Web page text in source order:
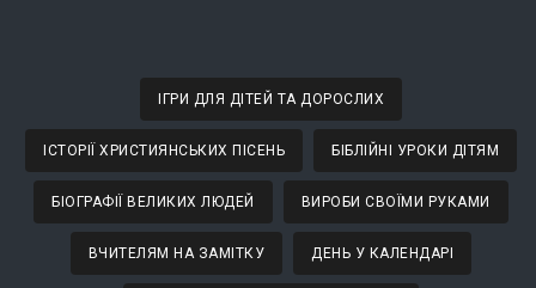
ІГРИ ДЛЯ ДІТЕЙ ТА ДОРОСЛИХ
ІСТОРІЇ ХРИСТИЯНСЬКИХ ПІСЕНЬ БІБЛІЙНІ УРОКИ ДІТЯМ
БІОГРАФІЇ ВЕЛИКИХ ЛЮДЕЙ ВИРОБИ СВОЇМИ РУКАМИ
ВЧИТЕЛЯМ НА ЗАМІТКУ ДЕНЬ У КАЛЕНДАРІ